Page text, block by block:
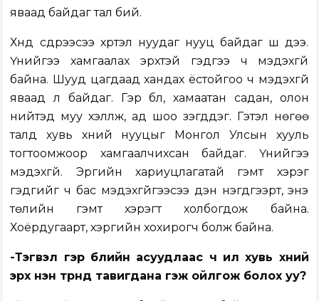
яваад байдаг тал бий.
Хүнд сүүдрээсээ хүртэл нуудаг нууц байдаг шүү дээ.
Үүнийгээ хамгаалах эрхтэй гэдгээ ч мэдэхгүй
байна. Шууд цагдаад хандах ёстойгоо ч мэдэхгүй
яваад л байдаг. Гэр бүл, хамаатан садан, олон
нийтэд муу хэлүүлж, ад шоо үзэгддэг. Гэтэл нөгөө
талд хувь хүний нууцыг Монгол Улсын хууль
тогтоомжоор хамгаалчихсан байдаг. Үүнийгээ
мэдэхгүй. Эрүүгийн хариуцлагатай гэмт хэрэг
гэдгийг ч бас мэдэхгүйгээсээ үүдэн нэгдүгээрт, энэ
төлийн гэмт хэрэгт холбогдож байна.
Хоёрдугаарт, хэргийн хохирогч болж байна.
-Тэгвэл гэр бүлийн асуудлаас ч илүү хувь хүний
эрх нэн түрүүнд тавигдана гэж ойлгож болох уу?